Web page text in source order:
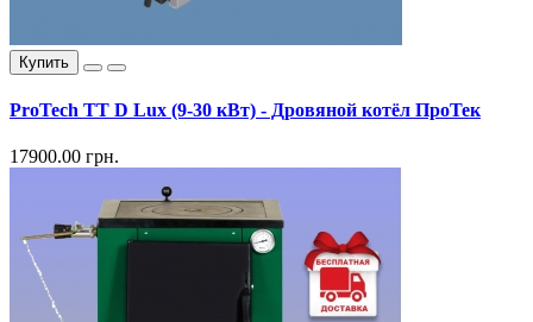
Купить
ProTech TT D Lux (9-30 кВт) - Дровяной котёл ПроТек
17900.00 грн.